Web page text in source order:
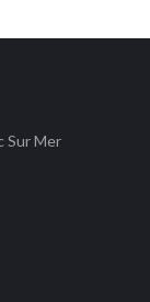
Sur Mer((öffnet ein
ein neues
((öffnet ein neues